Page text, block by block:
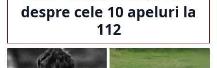
despre cele 10 apeluri la
112